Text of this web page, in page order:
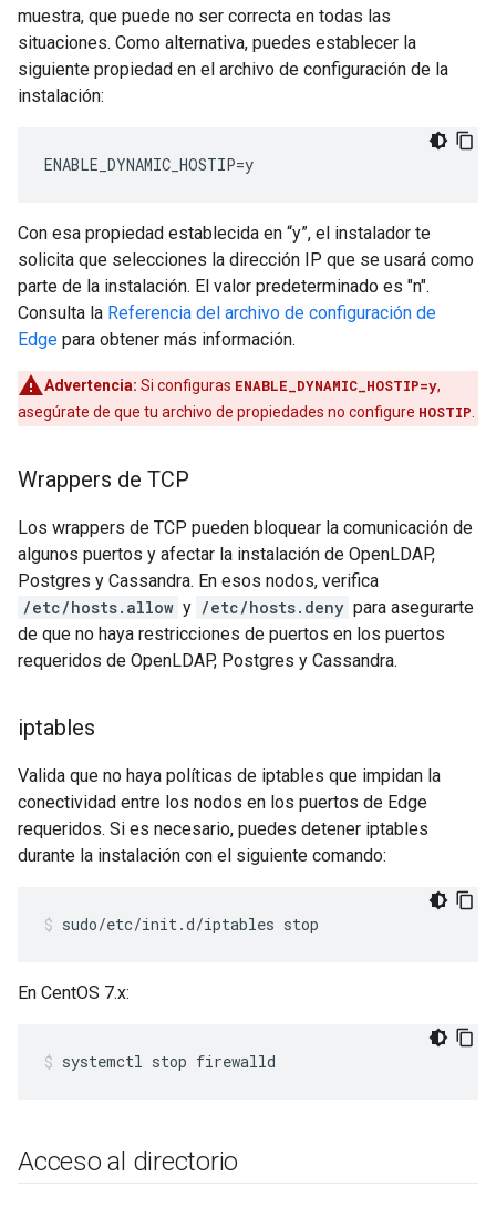
muestra, que puede no ser correcta en todas las
situaciones. Como alternativa, puedes establecer la
siguiente propiedad en el archivo de configuración de la
instalación:
ENABLE_DYNAMIC_HOSTIP=y
Con esa propiedad establecida en “y”, el instalador te
solicita que selecciones la dirección IP que se usará como
parte de la instalación. El valor predeterminado es "n".
Consulta la Referencia del archivo de configuración de
Edge para obtener más información.
Advertencia: Si configuras ENABLE_DYNAMIC_HOSTIP=y,
asegúrate de que tu archivo de propiedades no configure HOSTIP
Wrappers de TCP
Los wrappers de TCP pueden bloquear la comunicación de
algunos puertos y afectar la instalación de OpenLDAP,
Postgres y Cassandra. En esos nodos, verifica
/etc/hosts.allow y /etc/hosts.deny para asegurarte
de que no haya restricciones de puertos en los puertos
requeridos de OpenLDAP, Postgres y Cassandra.
iptables
Valida que no haya políticas de iptables que impidan la
conectividad entre los nodos en los puertos de Edge
requeridos. Si es necesario, puedes detener iptables
durante la instalación con el siguiente comando:
sudo/etc/init.d/iptables stop
En CentOS 7.x:
systemctl stop firewalld
Acceso al directorio